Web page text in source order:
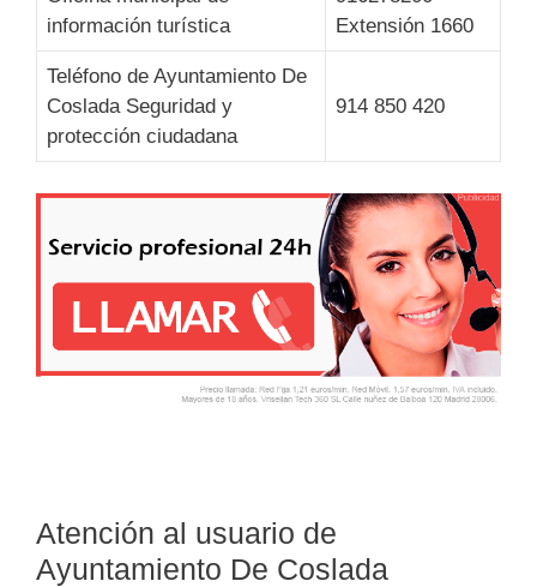
información turística
Extensión 1660
Teléfono de Ayuntamiento De
Coslada Seguridad y
protección ciudadana
914 850 420
Atención al usuario de
Ayuntamiento De Coslada